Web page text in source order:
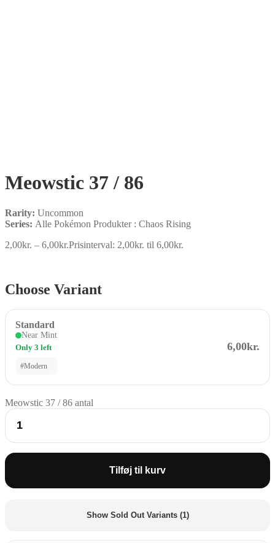
Meowstic 37 / 86
Rarity: Uncommon
Series: Alle Pokémon Produkter : Chaos Rising
2,00kr. – 6,00kr.Prisinterval: 2,00kr. til 6,00kr.
Choose Variant
Standard
Near Mint
Only 3 left
#Modern
6,00kr.
Meowstic 37 / 86 antal
Tilføj til kurv
Show Sold Out Variants (1)